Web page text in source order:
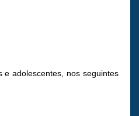
adolescentes, nos seguintes